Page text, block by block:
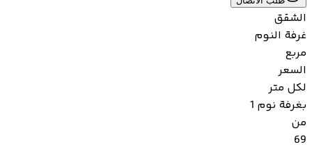
الشقق
غرفة النوم
مربع
السعر
لكل متر
بغرفة نوم 1
من
69